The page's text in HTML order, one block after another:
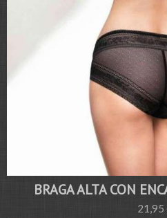
BRAGA ALTA CON
21,95